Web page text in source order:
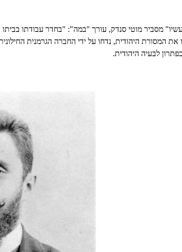
מסביר מוטי סנדק, עורך "במה": "בחדר עבודתו בביתו
את המסורת היהודית, נדחו על ידי החברה הגרמנית
לבעיה היהודית.